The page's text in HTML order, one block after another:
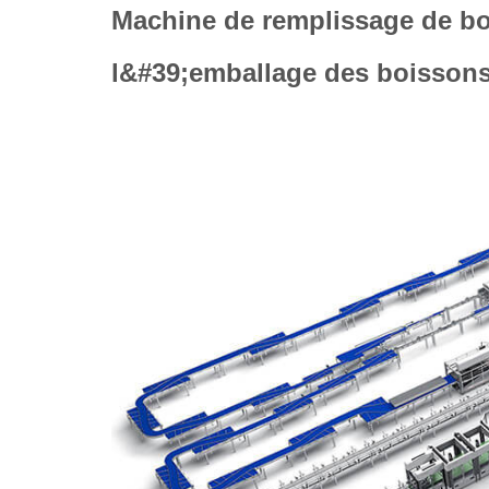
aux
pour les
Machine de remplissage de
l&#39;emballage des